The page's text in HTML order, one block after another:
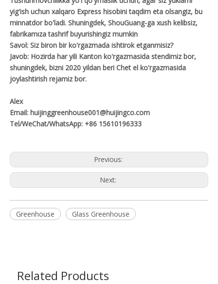
yig'ish uchun xalqaro Express hisobini taqdim eta olsangiz, bu
minnatdor bo'ladi. Shuningdek, ShouGuang-ga xush kelibsiz,
fabrikamıza tashrif buyurishingiz mumkin
Savol: Siz biron bir ko'rgazmada ishtirok etganmisiz?
Javob: Hozirda har yili Kanton ko'rgazmasida stendimiz bor,
shuningdek, bizni 2020 yildan beri Chet el ko'rgazmasida
joylashtirish rejamiz bor.
Alex
Email: huijinggreenhouse001@huijingco.com
Tel/WeChat/WhatsApp: +86 15610196333
Previous:
Next:
Greenhouse Glass Greenhouse
Related Products